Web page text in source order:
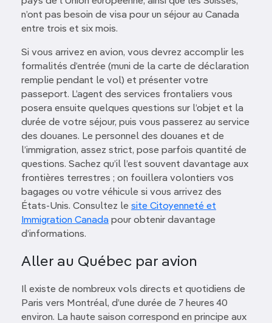
n’ont pas besoin de visa pour un séjour au Canada
entre trois et six mois.
Si vous arrivez en avion, vous devrez accomplir les
formalités d’entrée (muni de la carte de déclaration
remplie pendant le vol) et présenter votre
passeport. L’agent des services frontaliers vous
posera ensuite quelques questions sur l’objet et la
durée de votre séjour, puis vous passerez au service
des douanes. Le personnel des douanes et de
l’immigration, assez strict, pose parfois quantité de
questions. Sachez qu’il l’est souvent davantage aux
frontières terrestres ; on fouillera volontiers vos
bagages ou votre véhicule si vous arrivez des
États-Unis. Consultez le site Citoyenneté et
Immigration Canada pour obtenir davantage
d’informations.
Aller au Québec par avion
Il existe de nombreux vols directs et quotidiens de
Paris vers Montréal, d’une durée de 7 heures 40
environ. La haute saison correspond en principe aux